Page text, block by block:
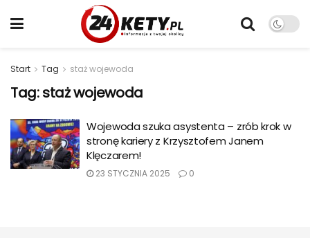
Start Tag staż wojewoda
Tag:staż wojewoda
Wojewoda szuka asystenta – zrób krok w
stronę kariery z Krzysztofem Janem
Klęczarem!
23 STYCZNIA 2025 0